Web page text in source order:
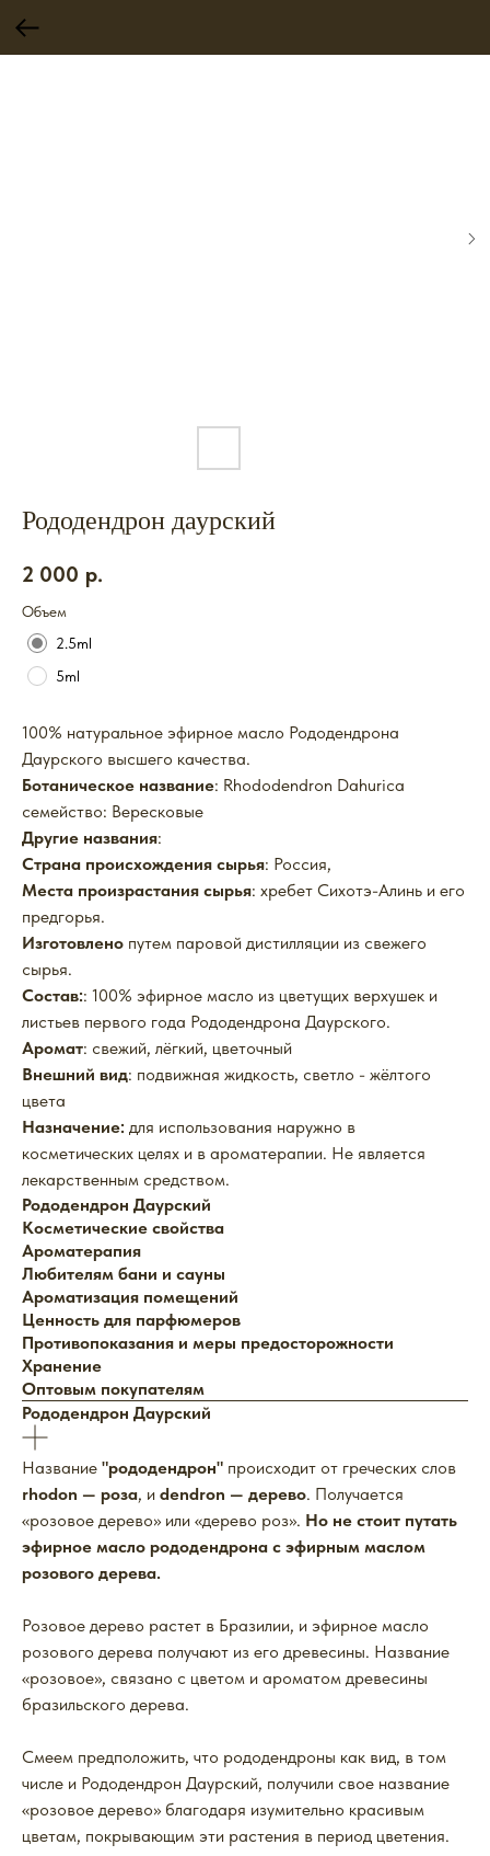
Рододендрон даурский
2 000 р.
Объем
2.5ml
5ml
100% натуральное эфирное масло Рододендрона
Даурского высшего качества.
Ботаническое название: Rhododendron Dahurica
семейство: Вересковые
Другие названия:
Страна происхождения сырья: Россия,
Места произрастания сырья: хребет Сихотэ-Алинь и его
предгорья.
Изготовлено путем паровой дистилляции из свежего
сырья.
Состав:: 100% эфирное масло из цветущих верхушек и
листьев первого года Рододендрона Даурского.
Аромат: свежий, лёгкий, цветочный
Внешний вид: подвижная жидкость, светло - жёлтого
цвета
Назначение: для использования наружно в
косметических целях и в ароматерапии. Не является
лекарственным средством.
Рододендрон Даурский
Косметические свойства
Ароматерапия
Любителям бани и сауны
Ароматизация помещений
Ценность для парфюмеров
Противопоказания и меры предосторожности
Хранение
Оптовым покупателям
Рододендрон Даурский
Название "рододендрон" происходит от греческих слов
rhodon — роза, и dendron — дерево. Получается
«розовое дерево» или «дерево роз». Но не стоит путать
эфирное масло рододендрона с эфирным маслом
розового дерева.
Розовое дерево растет в Бразилии, и эфирное масло
розового дерева получают из его древесины. Название
«розовое», связано с цветом и ароматом древесины
бразильского дерева.
Смеем предположить, что рододендроны как вид, в том
числе и Рододендрон Даурский, получили свое название
«розовое дерево» благодаря изумительно красивым
цветам, покрывающим эти растения в период цветения.